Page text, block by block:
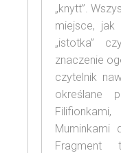
„knytt”.
miejsce, jak
„istotka”
znaczenie
czytelnik
określane
Muminkami
Fragment